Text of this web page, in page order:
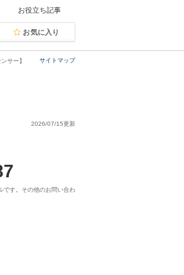
お役立ち記事
お気に入り
サイトマップ
サー】
2026/07/15更新
です。その他のお問い合わ